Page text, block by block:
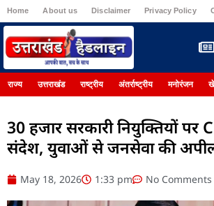
Home About us Disclaimer Privacy Policy
राज्य उत्तराखंड राष्ट्रीय अंतर्राष्ट्रीय मनोरंजन
30 हजार सरकारी नियुक्तियों पर
संदेश, युवाओं से जनसेवा की
May 18, 2026 1:33 pm No Comments